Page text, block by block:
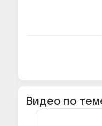
Видео по